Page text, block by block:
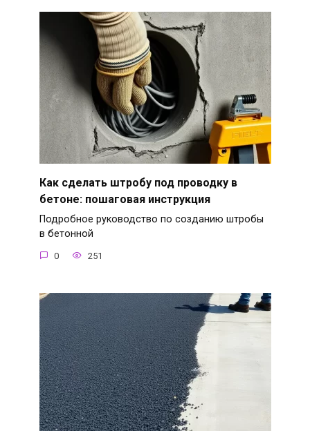
Как сделать штробу под проводку в
бетоне: пошаговая инструкция
Подробное руководство по созданию штробы
в бетонной
0 251